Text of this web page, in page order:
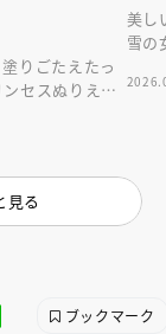
りごたえたっ
セスぬりえ。
美し
雪の
見る
ブックマーク